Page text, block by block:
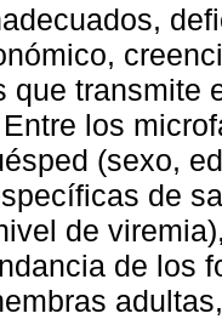
que transmite
los
(sexo,
de
de
de los